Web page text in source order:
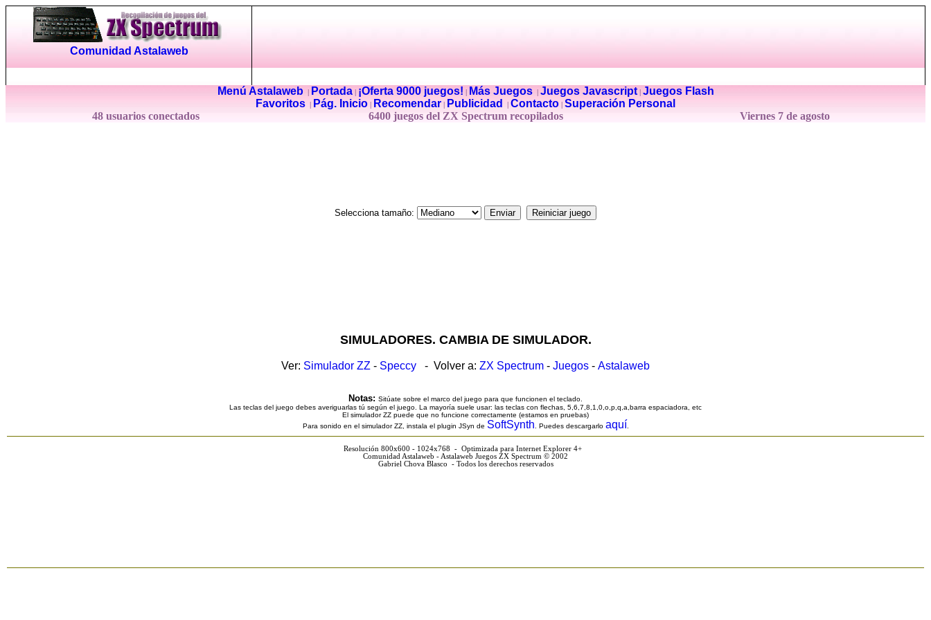
Comunidad Astalaweb
Menú Astalaweb| Portada| ¡Oferta 9000 juegos! Más Juegos| Juegos Javascript| Juegos Flash
Favoritos
Pág. Inicio Recomendar Publicidad Contacto Superación Personal
48 usuarios conectados
6400 juegos del ZX Spectrum recopilados Viernes 7 de agosto
Selecciona tamaño:
SIMULADORES. CAMBIA DE SIMULADOR.
Ver: Simulador ZZ - Speccy - Volver a: ZX Spectrum - Juegos - Astalaweb
Notas: Sitúate sobre el marco del juego para que funcionen el teclado.
Las teclas del juego debes averiguarlas tú según el juego. La mayoría suele usar: las teclas con flechas, 5,6,7,8,1,0,o,p,q,a,barra espaciadora, etc
El simulador ZZ puede que no funcione correctamente (estamos en pruebas)
Para sonido en el simulador ZZ, instala el plugin JSyn de SoftSynth . Puedes descargarlo aquí
Resolución 800x600 - 1024x768 - Optimizada para Internet Explorer 4+
Comunidad Astalaweb - Astalaweb Juegos ZX Spectrum © 2002
Gabriel Chova Blasco - Todos los derechos reservados